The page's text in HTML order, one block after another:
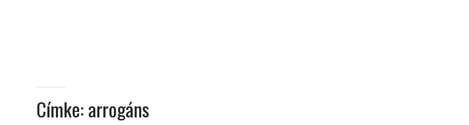
Címke:arrogáns